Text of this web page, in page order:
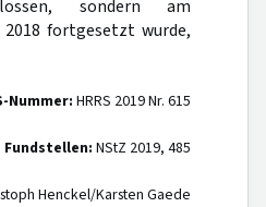
sondern am
fortgesetzt wurde,
Nummer: HRRS 2019 Nr. 615
Fundstellen: NStZ 2019, 485
Henckel/Karsten Gaede